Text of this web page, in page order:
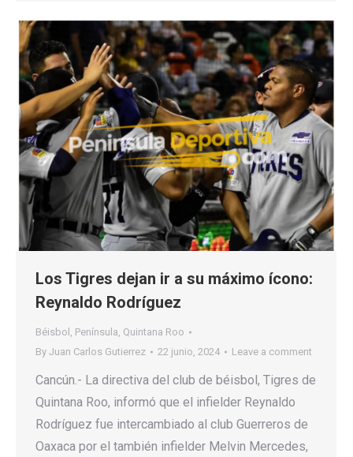
Los Tigres dejan ir a su máximo ícono:
Reynaldo Rodríguez
Béisbol , Península, Quintana Roo
By Juan Carlos Gutierrez 22 junio, 2024 Leave a comment
Cancún.- La directiva del club de béisbol, Tigres de
Quintana Roo, informó que el infielder Reynaldo
Rodríguez fue intercambiado al club Guerreros de
Oaxaca por el también infielder Melvin Mercedes,